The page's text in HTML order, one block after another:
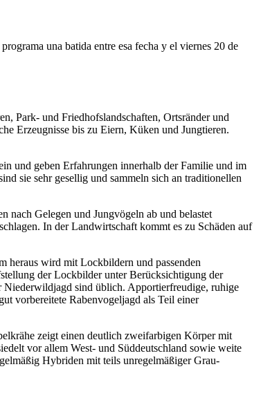
una batida entre esa fecha y el viernes 20 de
Park- und Friedhofslandschaften, Ortsränder und
Erzeugnisse bis zu Eiern, Küken und Jungtieren.
und geben Erfahrungen innerhalb der Familie und im
sie sehr gesellig und sammeln sich an traditionellen
nach Gelegen und Jungvögeln ab und belastet
In der Landwirtschaft kommt es zu Schäden auf
heraus wird mit Lockbildern und passenden
der Lockbilder unter Berücksichtigung der
Niederwildjagd sind üblich. Apportierfreudige, ruhige
vorbereitete Rabenvogeljagd als Teil einer
zeigt einen deutlich zweifarbigen Körper mit
vor allem West- und Süddeutschland sowie weite
Hybriden mit teils unregelmäßiger Grau-